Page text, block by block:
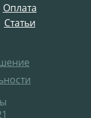
Оплата
Статьи